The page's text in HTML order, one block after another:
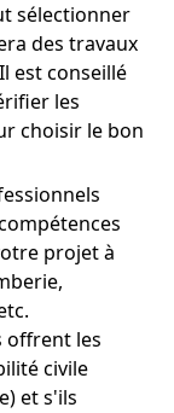
sélectionner
des travaux
est conseillé
les
choisir le bon
projet à
offrent les
civile
et s'ils